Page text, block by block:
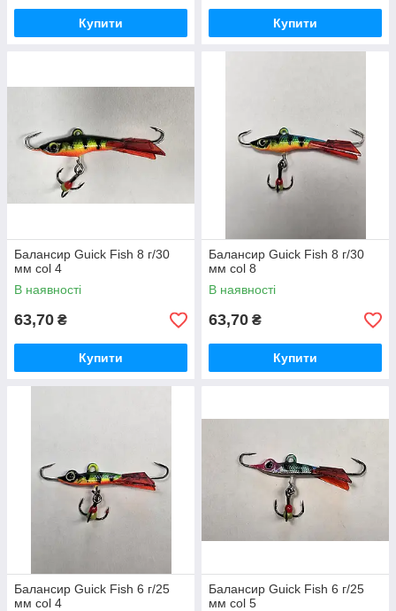
Купити Купити
Балансир Guick Fish 8 г/30
мм col 4
В наявності
63,70 ₴
Купити
Балансир Guick Fish 8 г/30
мм col 8
В наявності
63,70 ₴
Купити
Балансир Guick Fish 6 г/25
мм col 4
Балансир Guick Fish 6 г/25
мм col 5